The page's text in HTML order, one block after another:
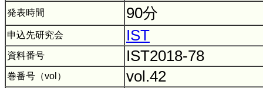
発表時間 90分
申込先研究会 IST
資料番号 IST2018-78
巻番号（vol） vol.42